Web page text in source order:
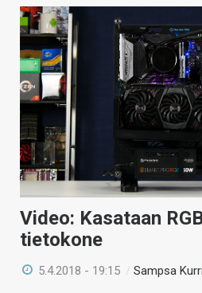
Video: Kasataan
tietokone
5.4.2018 - 19:15 /Sampsa Kurri